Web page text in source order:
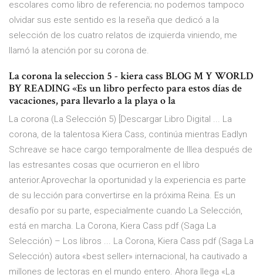
escolares como libro de referencia; no podemos tampoco
olvidar sus este sentido es la reseña que dedicó a la
selección de los cuatro relatos de izquierda viniendo, me
llamó la atención por su corona de.
La corona la seleccion 5 - kiera cass BLOG M Y WORLD
BY READING «Es un libro perfecto para estos días de
vacaciones, para llevarlo a la playa o la
La corona (La Selección 5) [Descargar Libro Digital ... La
corona, de la talentosa Kiera Cass, continúa mientras Eadlyn
Schreave se hace cargo temporalmente de Illea después de
las estresantes cosas que ocurrieron en el libro
anterior.Aprovechar la oportunidad y la experiencia es parte
de su lección para convertirse en la próxima Reina. Es un
desafío por su parte, especialmente cuando La Selección,
está en marcha. La Corona, Kiera Cass pdf (Saga La
Selección) – Los libros ... La Corona, Kiera Cass pdf (Saga La
Selección) autora «best seller» internacional, ha cautivado a
millones de lectoras en el mundo entero. Ahora llega «La